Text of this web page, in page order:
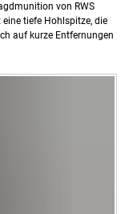
von RWS
tiefe Hohlspitze, die
auf kurze Entfernungen